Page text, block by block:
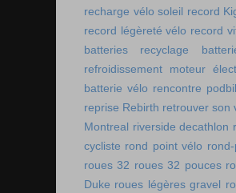
recharge vélo soleil record
record légèreté vélo record
batteries
recyclage
refroidissement moteur
batterie vélo rencontre
reprise Rebirth retrouver son
Montreal riverside decathlon
cycliste rond point vélo
roues 32 roues 32 pouces
Duke roues légères gravel